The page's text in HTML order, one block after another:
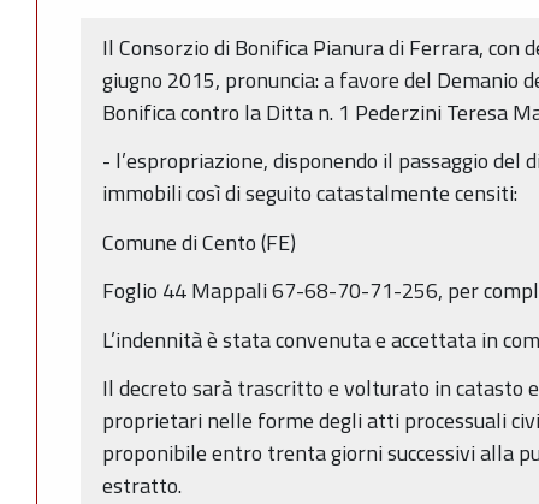
Il Consorzio di Bonifica Pianura di Ferrara, con
giugno 2015, pronuncia: a favore del Demanio
Bonifica contro la Ditta n. 1 Pederzini Teresa
- l’espropriazione, disponendo il passaggio
immobili così di seguito catastalmente censiti:
Comune di Cento (FE)
Foglio 44 Mappali 67-68-70-71-256, per
L’indennità è stata convenuta e accettata in
Il decreto sarà trascritto e volturato in catasto
proprietari nelle forme degli atti processuali
proponibile entro trenta giorni successivi alla
estratto.